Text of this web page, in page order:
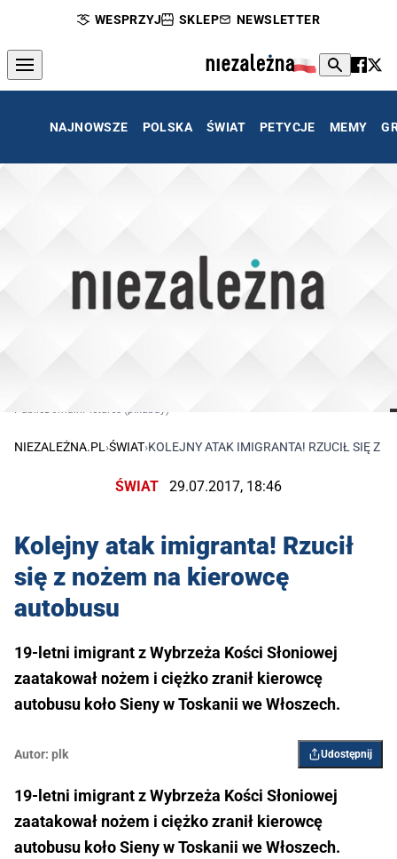
WESPRZYJ SKLEP NEWSLETTER
NAJNOWSZE POLSKA ŚWIAT PETYCJE MEMY
NIEZALEŻNA.PL ›ŚWIAT›KOLEJNY ATAK IMIGRANTA! RZUCIŁ SIĘ Z
ŚWIAT 29.07.2017, 18:46
Kolejny atak imigranta! Rzucił
się z nożem na kierowcę
autobusu
19-letni imigrant z Wybrzeża Kości Słoniowej
zaatakował nożem i ciężko zranił kierowcę
autobusu koło Sieny w Toskanii we Włoszech.
Autor: plk Udostępnij
19-letni imigrant z Wybrzeża Kości Słoniowej
zaatakował nożem i ciężko zranił kierowcę
autobusu koło Sieny w Toskanii we Włoszech.